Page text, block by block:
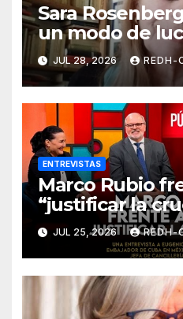
Sara
un modo de
todo intento de
JUL 28, 2026 REDH-
ENTREVISTAS
Marco Rubio
“justificar la
Entrevista de
a Eugenio
Tablada
JUL 25, 2026 REDH-